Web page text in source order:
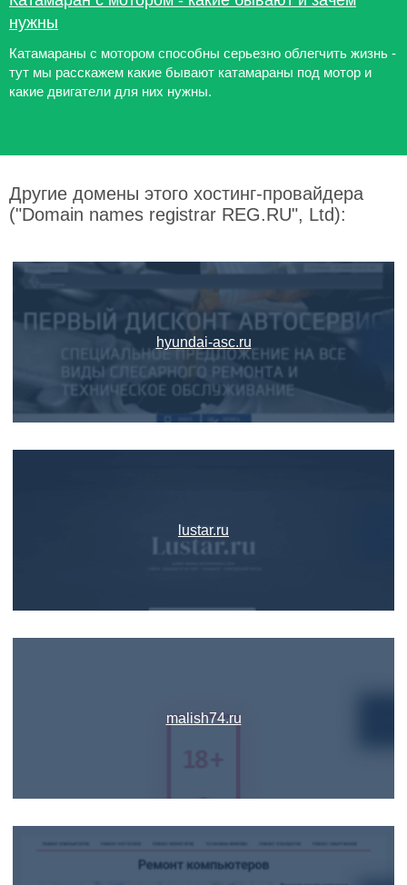
нужны
Катамараны с мотором способны серьезно облегчить жизнь -
тут мы расскажем какие бывают катамараны под мотор и
какие двигатели для них нужны.
Другие домены этого хостинг-провайдера
("Domain names registrar REG.RU", Ltd):
hyundai-asc.ru
lustar.ru
malish74.ru